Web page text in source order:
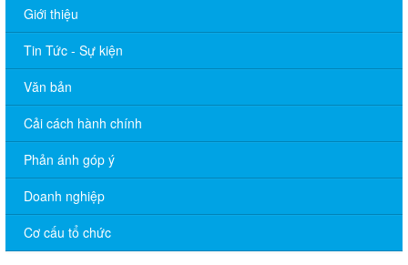
Giới thiệu
Tin Tức - Sự kiện
Văn bản
Cải cách hành chính
Phản ánh góp ý
Doanh nghiệp
Cơ cấu tổ chức
Quyết định về việc giao chỉ tiêu điều chỉnh kế hoạch đầu tư
công năm 2026 (Lần 2)